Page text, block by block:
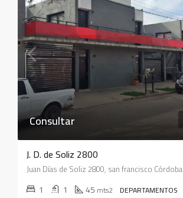
Consultar
J. D. de Soliz 2800
Juan Días de Soliz 2800, san francisco Córdoba
1 1 45 mts2 DEPARTAMENTOS